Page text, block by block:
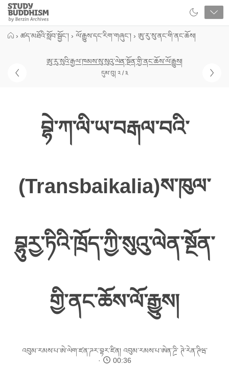
Close
Study
Buddhism
› ཚད་མཐོའི་སློབ་སྦྱོང་། › ལོ་རྒྱུས་དང་རིག་གཞུང་། › ཨུ་རུ་སུ་ནང་གི་ནང་ཆོས།
ཨུ་རུ་སུའི་རྒྱལ་ཁམས་སུ་སུའུ་ལེན་སྔོན་གྱི་ནང་ཆོས་ལོ་རྒྱུས།
དུམ་བུ། ༢ / ༣
བྷེ་ཀ་ལི་ཡ་བརྒལ་བའི་
(Transbaikalia)ས་ཁུལ་
བྷུརྱ་ཏིའི་ཁྲོད་ཀྱི་སུའུ་ལེན་སྔོན་
གྱི་ནང་ཆོས་ལོ་རྒྱུས།
འབུམ་རམས་པ་ཨེ་ལེག་ཛན་ཌར་བྷར་ཛིན། འབུམ་རམས་པ་ཨེན་ཌྲི་ ཊེ་རེན་ཊིཝ་
00:36